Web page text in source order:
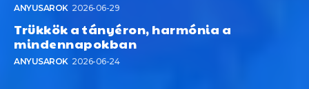
ANYUSAROK 2026-06-29
Trükkök a tányéron, harmónia a
mindennapokban
ANYUSAROK 2026-06-24